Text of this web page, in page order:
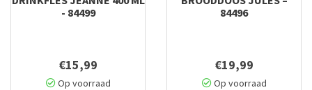
- 84499
€15,99
Op voorraad
84496
€19,99
Op voorraad